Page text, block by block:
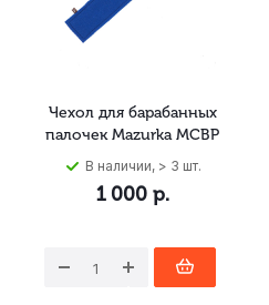
Чехол для барабанных
палочек Mazurka MCBP
В наличии, > 3 шт.
1 000р.